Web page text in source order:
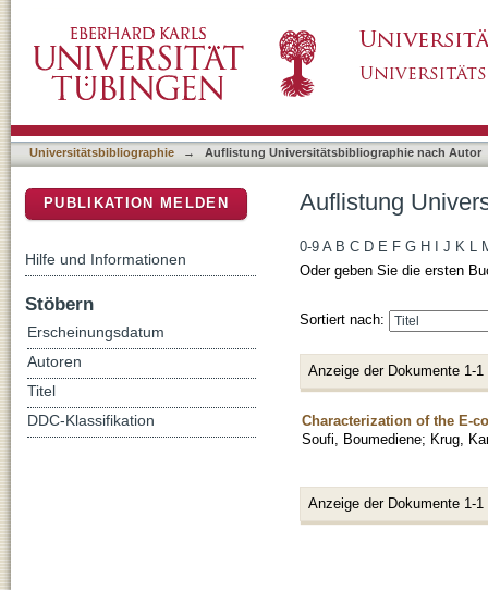
Universitätsbibliographie → Auflistung Universitätsbibliographie nach Autor
Auflistung
0-9 A B C D E F G H J K L
Oder geben Sie die ersten
Sortiert nach:
Anzeige der Dokumente 1-1
Characterization of the E-
Soufi, Boumediene; Krug,
Anzeige der Dokumente 1-1
PUBLIKATION MELDEN
Hilfe und Informationen
Stöbern
Erscheinungsdatum
Autoren
Titel
DDC-Klassifikation